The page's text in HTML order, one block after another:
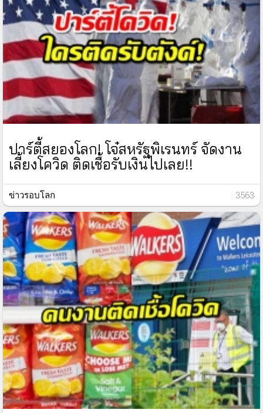
ปาร์ตี้สยองโลก! โจ๋สหรัฐพิเรนทร์ จัดงาน
เลี้ยงโควิด ติดเชื้อรับเงินไปเลย!!
ข่าวรอบโลก : 3563